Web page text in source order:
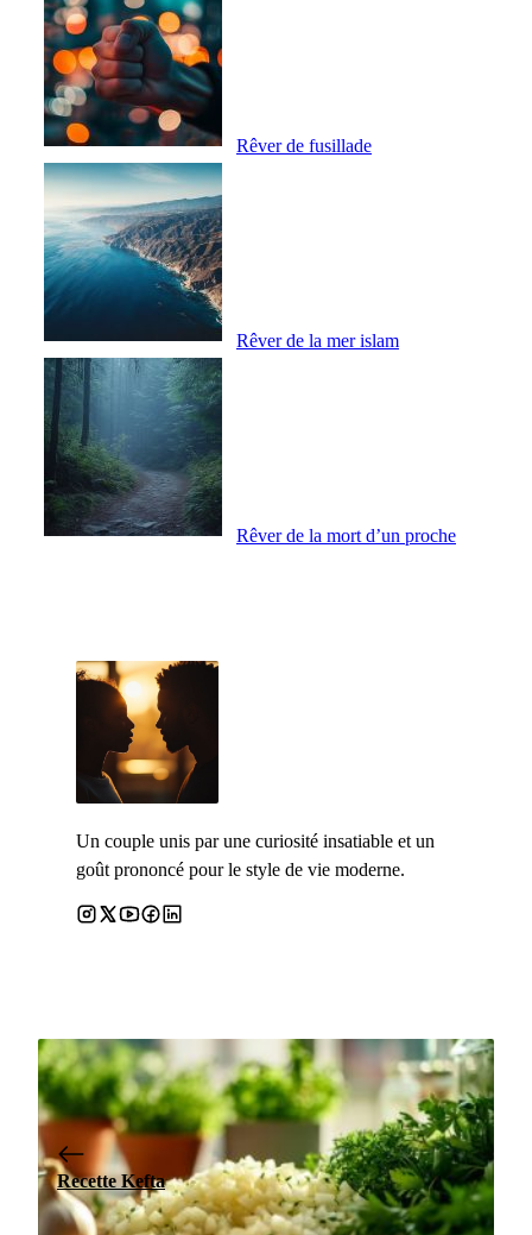
Rêver de fusillade
Rêver de la mer islam
Rêver de la mort d’un proche
Un couple unis par une curiosité insatiable et un
goût prononcé pour le style de vie moderne.
Recette Kefta